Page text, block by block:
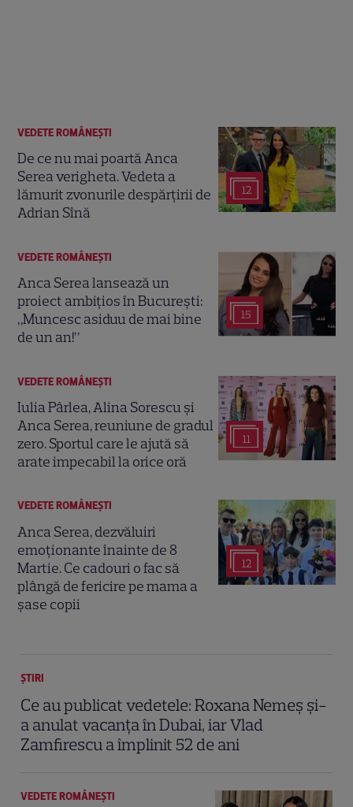
12
VEDETE ROMÂNEŞTI
De ce nu mai poartă Anca
Serea verigheta. Vedeta a
lămurit zvonurile despărțirii de
Adrian Sînă
15
VEDETE ROMÂNEŞTI
Anca Serea lansează un
proiect ambițios în București:
„Muncesc asiduu de mai bine
de un an!”
11
VEDETE ROMÂNEŞTI
Iulia Pârlea, Alina Sorescu și
Anca Serea, reuniune de gradul
zero. Sportul care le ajută să
arate impecabil la orice oră
12
VEDETE ROMÂNEŞTI
Anca Serea, dezvăluiri
emoționante înainte de 8
Martie. Ce cadouri o fac să
plângă de fericire pe mama a
șase copii
ȘTIRI
Ce au publicat vedetele: Roxana Nemeș și-
a anulat vacanța în Dubai, iar Vlad
Zamfirescu a împlinit 52 de ani
VEDETE ROMÂNEŞTI